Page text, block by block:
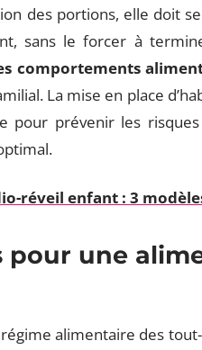
des portions, elle doit
sans le forcer à
comportements
La mise en place
pour prévenir les
réveil enfant : 3
pour une
alimentaire des